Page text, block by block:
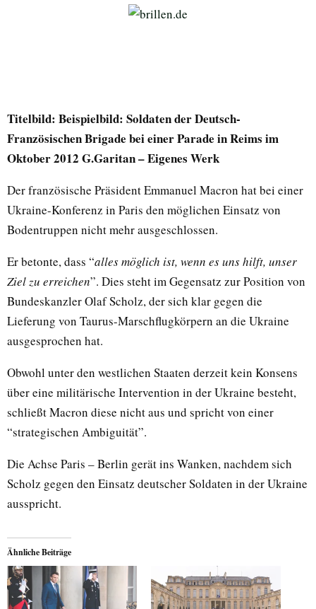
Titelbild: Beispielbild: Soldaten der Deutsch-
Französischen Brigade bei einer Parade in Reims im
Oktober 2012 G.Garitan – Eigenes Werk
Der französische Präsident Emmanuel Macron hat bei einer
Ukraine-Konferenz in Paris den möglichen Einsatz von
Bodentruppen nicht mehr ausgeschlossen.
Er betonte, dass “alles möglich ist, wenn es uns hilft, unser
Ziel zu erreichen”. Dies steht im Gegensatz zur Position von
Bundeskanzler Olaf Scholz, der sich klar gegen die
Lieferung von Taurus-Marschflugkörpern an die Ukraine
ausgesprochen hat.
Obwohl unter den westlichen Staaten derzeit kein Konsens
über eine militärische Intervention in der Ukraine besteht,
schließt Macron diese nicht aus und spricht von einer
“strategischen Ambiguität”.
Die Achse Paris – Berlin gerät ins Wanken, nachdem sich
Scholz gegen den Einsatz deutscher Soldaten in der Ukraine
ausspricht.
Ähnliche Beiträge